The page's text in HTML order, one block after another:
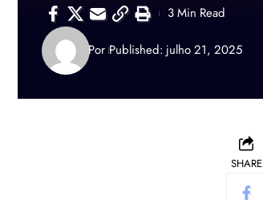
Por Published: julho 21, 2025
3 Min Read
SHARE